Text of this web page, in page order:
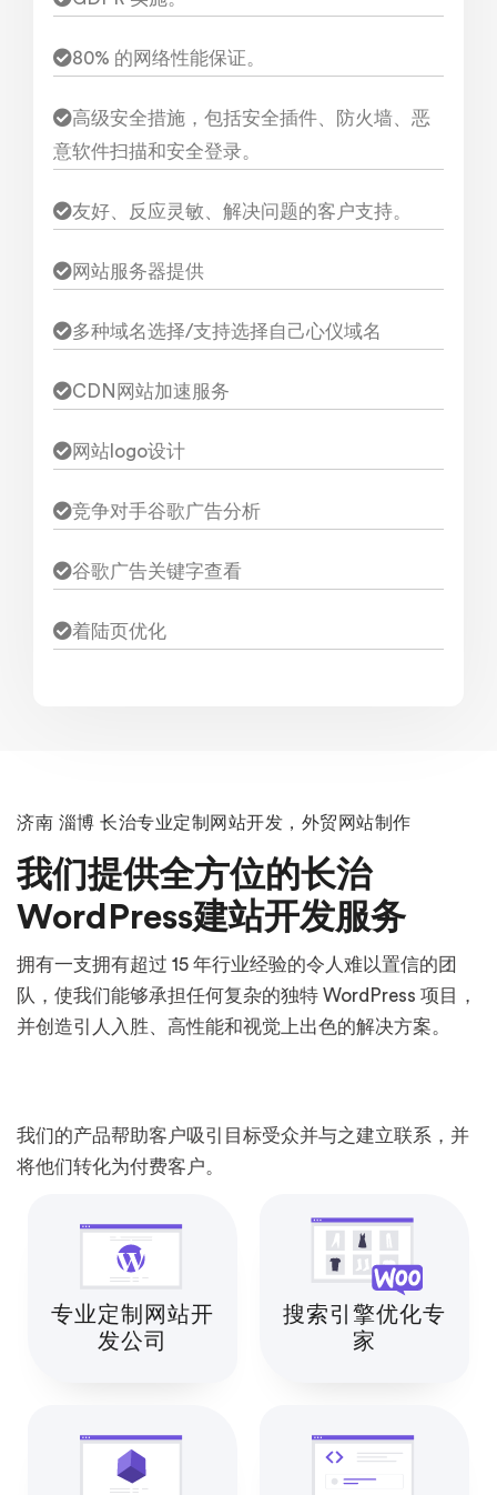
80% 的网络性能保证。
高级安全措施，包括安全插件、防火墙、恶
意软件扫描和安全登录。
友好、反应灵敏、解决问题的客户支持。
网站服务器提供
多种域名选择/支持选择自己心仪域名
CDN网站加速服务
网站logo设计
竞争对手谷歌广告分析
谷歌广告关键字查看
着陆页优化
济南 淄博 长治专业定制网站开发，外贸网站制作
我们提供全方位的长治
WordPress建站开发服务
拥有一支拥有超过 15 年行业经验的令人难以置信的团
队，使我们能够承担任何复杂的独特 WordPress 项目，
并创造引人入胜、高性能和视觉上出色的解决方案。
我们的产品帮助客户吸引目标受众并与之建立联系，并
将他们转化为付费客户。
专业定制网站开
发公司
搜索引擎优化专
家